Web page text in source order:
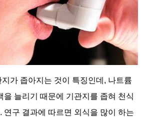
가 좁아지는 것이 특징인데, 나트륨
을 늘리기 때문에 기관지를 좁혀 천식
연구 결과에 따르면 외식을 많이 하는